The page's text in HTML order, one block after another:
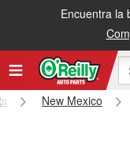
Encuentra la
Recibe tu orden
New Mexico